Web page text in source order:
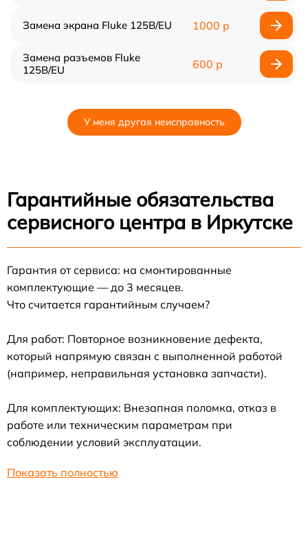
Замена экрана Fluke 125B/EU 1000 р
Замена разъемов Fluke
125B/EU
600 р
У меня другая неисправность
Гарантийные обязательства
сервисного центра в Иркутске
Гарантия от сервиса: на смонтированные
комплектующие — до 3 месяцев.
Что считается гарантийным случаем?
Для работ: Повторное возникновение дефекта,
который напрямую связан с выполненной работой
(например, неправильная установка запчасти).
Для комплектующих: Внезапная поломка, отказ в
работе или техническим параметрам при
соблюдении условий эксплуатации.
Показать полностью